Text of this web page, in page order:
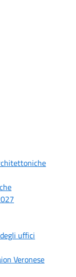
uffici
Veronese